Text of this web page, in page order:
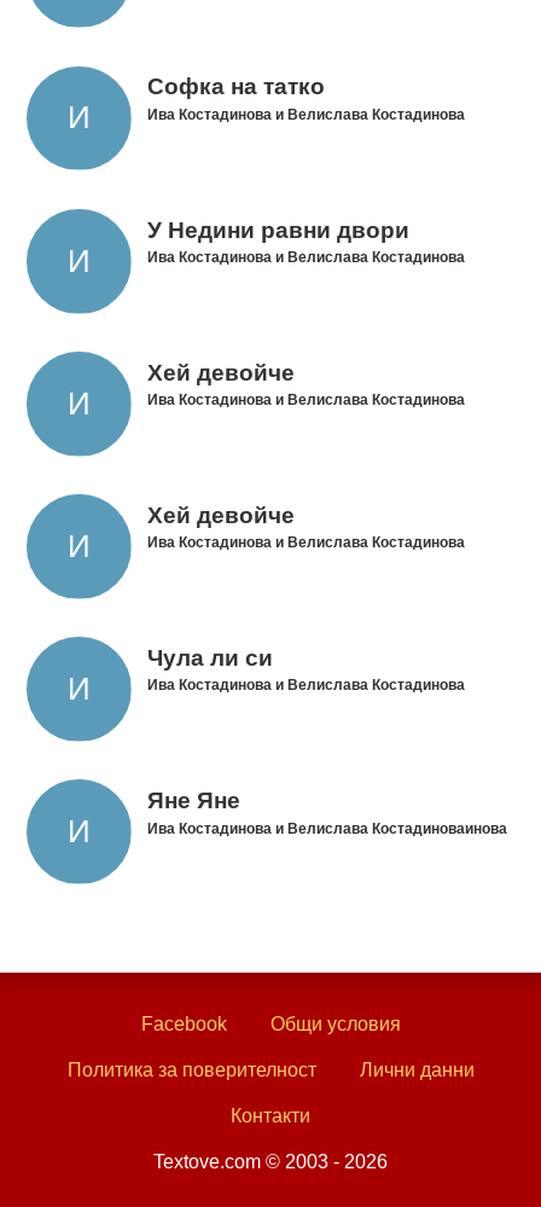
Софка на татко
Ива Костадинова и Велислава Костадинова
У Недини равни двори
Ива Костадинова и Велислава Костадинова
Хей девойче
Ива Костадинова и Велислава Костадинова
Хей девойче
Ива Костадинова и Велислава Костадинова
Чула ли си
Ива Костадинова и Велислава Костадинова
Яне Яне
Ива Костадинова и Велислава Костадиноваинова
Facebook Общи условия
Политика за поверителност Лични данни
Контакти
Textove.com © 2003 - 2026